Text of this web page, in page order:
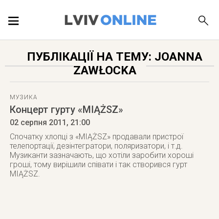
ПУБЛІКАЦІЇ
ДОВІДКА
ПУБЛІКАЦІЇ НА ТЕМУ: JOANNA
ZAWŁOCKA
МУЗИКА
Концерт гурту «MIĄŻSZ»
02 серпня 2011 , 21:00
Спочатку хлопці з «MIĄŻSZ» продавали пристрої
телепортації, дезінтегратори, поляризатори, і т.д.
Музиканти зазначають, що хотіли заробити хороші
гроші, тому вирішили співати і так створився гурт
MIĄŻSZ.